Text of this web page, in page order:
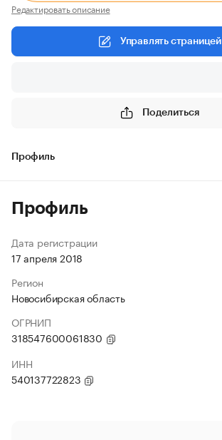
Редактировать описание
Управлять страницей
Поделиться
Профиль
Профиль
Дата регистрации
17 апреля 2018
Регион
Новосибирская область
ОГРНИП
318547600061830
ИНН
540137722823